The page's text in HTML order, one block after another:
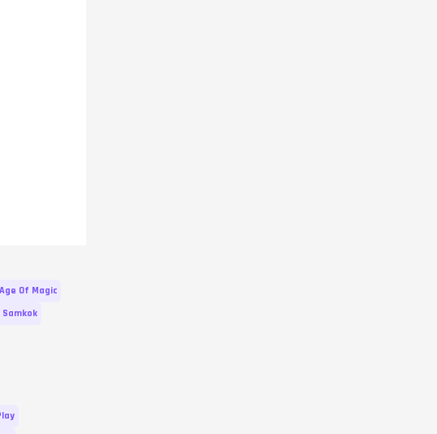
Age Of Magic